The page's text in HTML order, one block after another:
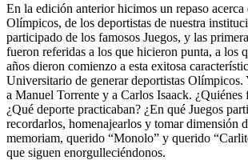
En la edición anterior hicimos un repaso acerca
Olímpicos, de los deportistas de nuestra
participado de los famosos Juegos, y las
fueron referidas a los que hicieron punta, a los
años dieron comienzo a esta exitosa
Universitario de generar deportistas Olímpicos.
a Manuel Torrente y a Carlos Isaack. ¿Quiénes
¿Qué deporte practicaban? ¿En qué Juegos
recordarlos, homenajearlos y tomar dimensión
memoriam, querido “Monolo” y querido
que siguen enorgulleciéndonos.